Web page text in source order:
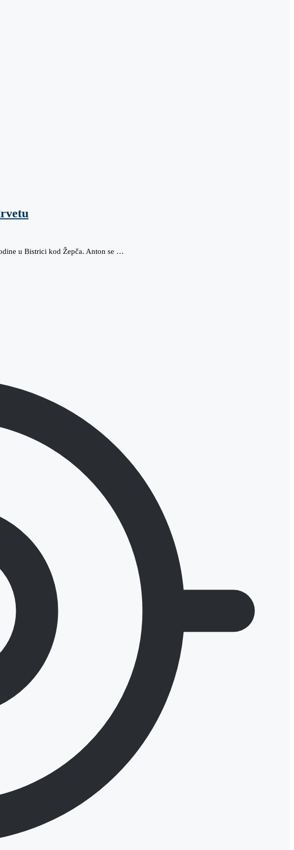
u Bistrici kod Žepča. Anton se …